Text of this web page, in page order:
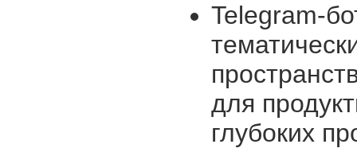
Telegram-
для
глубоких